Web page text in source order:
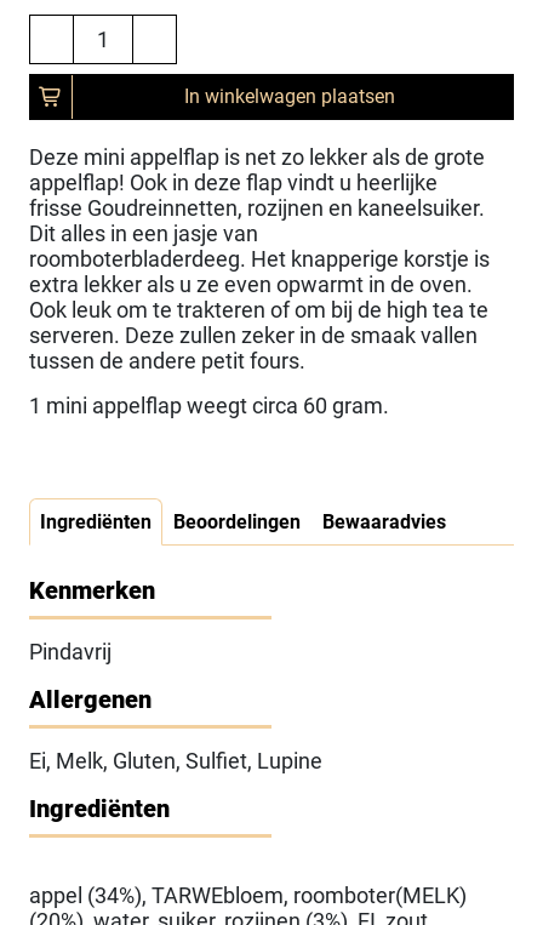
In winkelwagen plaatsen
Deze mini appelflap is net zo lekker als de grote
appelflap! Ook in deze flap vindt u heerlijke
frisse Goudreinnetten, rozijnen en kaneelsuiker.
Dit alles in een jasje van
roomboterbladerdeeg. Het knapperige korstje is
extra lekker als u ze even opwarmt in de oven.
Ook leuk om te trakteren of om bij de high tea te
serveren. Deze zullen zeker in de smaak vallen
tussen de andere petit fours.
1 mini appelflap weegt circa 60 gram.
Ingrediënten Beoordelingen Bewaaradvies
Kenmerken
Pindavrij
Allergenen
Ei, Melk, Gluten, Sulfiet, Lupine
Ingrediënten
appel (34%), TARWEbloem, roomboter(MELK)